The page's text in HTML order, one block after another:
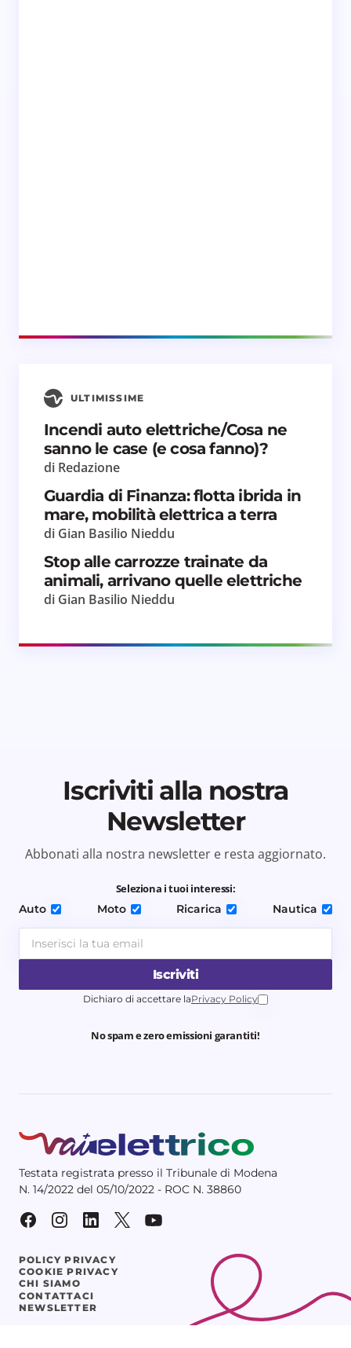
ULTIMISSIME
Incendi auto elettriche/Cosa ne
sanno le case (e cosa fanno)?
di Redazione
Guardia di Finanza: flotta ibrida in
mare, mobilità elettrica a terra
di Gian Basilio Nieddu
Stop alle carrozze trainate da
animali, arrivano quelle elettriche
di Gian Basilio Nieddu
Iscriviti alla nostra
Newsletter
Abbonati alla nostra newsletter e resta aggiornato.
Seleziona i tuoi interessi:
Auto
Moto Ricarica Nautica
Iscriviti
Dichiaro di accettare laPrivacy Policy
No spam e zero emissioni garantiti!
Testata registrata presso il Tribunale di Modena
N. 14/2022 del 05/10/2022 - ROC N. 38860
POLICY PRIVACY
COOKIE PRIVACY
CHI SIAMO
CONTATTACI
NEWSLETTER